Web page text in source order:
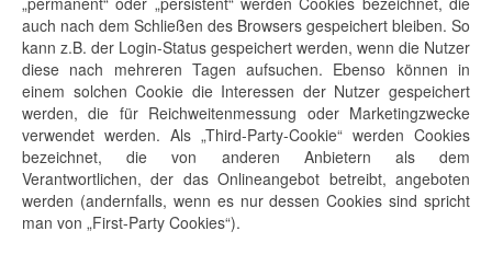
auch nach dem Schließen des Browsers gespeichert bleiben. So
kann z.B. der Login-Status gespeichert werden, wenn die Nutzer
diese nach mehreren Tagen aufsuchen. Ebenso können in
einem solchen Cookie die Interessen der Nutzer gespeichert
werden, die für Reichweitenmessung oder Marketingzwecke
verwendet werden. Als „Third-Party-Cookie“ werden Cookies
bezeichnet, die von anderen Anbietern als dem
Verantwortlichen, der das Onlineangebot betreibt, angeboten
werden (andernfalls, wenn es nur dessen Cookies sind spricht
man von „First-Party Cookies“).